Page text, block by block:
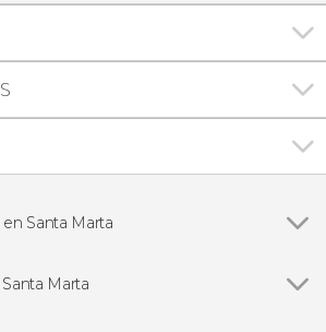
Santa Marta
un díaMarta